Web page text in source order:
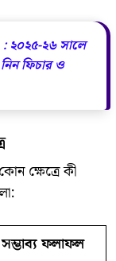
২০২৫-২৬ সালে
ফিচার ও
ক্ষেত্রে কী
সম্ভাব্য ফলাফল